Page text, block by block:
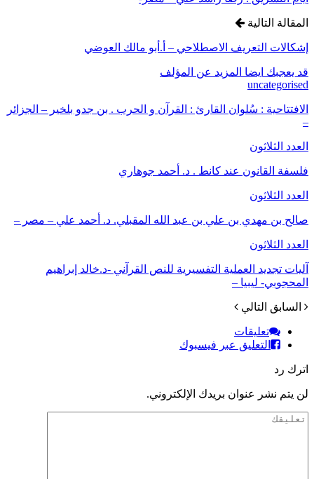
المقالة التالية
إشكالات التعريف الاصطلاحي – أ.أبو مالك العوضي
قد يعجبك ايضا المزيد عن المؤلف
uncategorised
الافتتاحية : سُلوان القارئ : القرآن و الحرب . بن جدو بلخير – الجزائر
–
العدد الثلاثون
فلسفة القانون عند كانط . د. أحمد جوهاري
العدد الثلاثون
صالح بن مهدي بن علي بن عبد الله المقبلي. د. أحمد علي – مصر –
العدد الثلاثون
آليات تجديد العملية التفسيرية للنص القرآني -د.خالد إبراهيم
المحجوبي- ليبيا –
السابق التالي
تعليقات
التعليق عبر فيسبوك
اترك رد
لن يتم نشر عنوان بريدك الإلكتروني.